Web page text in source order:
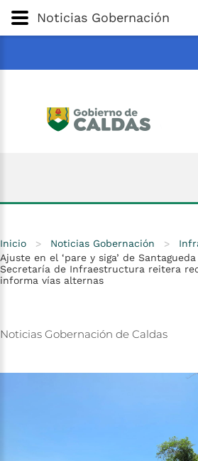
Gobernación de
Noticias Gobernación
Inicio > Noticias Gobernación >
Ajuste en el ‘pare y siga’ de
Secretaría de Infraestructura reitera
informa vías alternas
Noticias Gobernación de Caldas